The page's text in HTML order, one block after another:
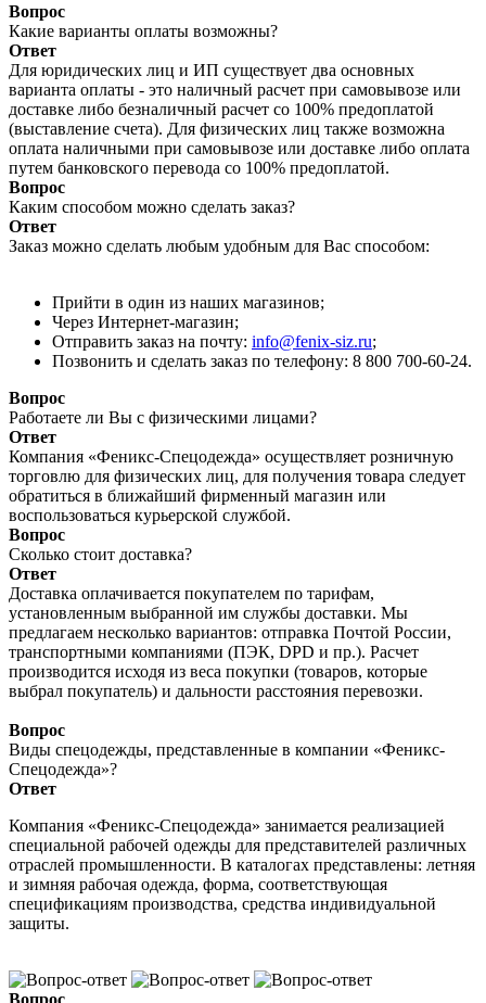
Вопрос
Какие варианты оплаты возможны?
Ответ
Для юридических лиц и ИП существует два основных
варианта оплаты - это наличный расчет при самовывозе или
доставке либо безналичный расчет со 100% предоплатой
(выставление счета). Для физических лиц также возможна
оплата наличными при самовывозе или доставке либо оплата
путем банковского перевода со 100% предоплатой.
Вопрос
Каким способом можно сделать заказ?
Ответ
Заказ можно сделать любым удобным для Вас способом:
Прийти в один из наших магазинов;
Через Интернет-магазин;
Отправить заказ на почту: info@fenix-siz.ru;
Позвонить и сделать заказ по телефону: 8 800 700-60-24.
Вопрос
Работаете ли Вы с физическими лицами?
Ответ
Компания «Феникс-Спецодежда» осуществляет розничную
торговлю для физических лиц, для получения товара следует
обратиться в ближайший фирменный магазин или
воспользоваться курьерской службой.
Вопрос
Сколько стоит доставка?
Ответ
Доставка оплачивается покупателем по тарифам,
установленным выбранной им службы доставки. Мы
предлагаем несколько вариантов: отправка Почтой России,
транспортными компаниями (ПЭК, DPD и пр.). Расчет
производится исходя из веса покупки (товаров, которые
выбрал покупатель) и дальности расстояния перевозки.
Вопрос
Виды спецодежды, представленные в компании «Феникс-
Спецодежда»?
Ответ
Компания «Феникс-Спецодежда» занимается реализацией
специальной рабочей одежды для представителей различных
отраслей промышленности. В каталогах представлены: летняя
и зимняя рабочая одежда, форма, соответствующая
спецификациям производства, средства индивидуальной
защиты.
Вопрос